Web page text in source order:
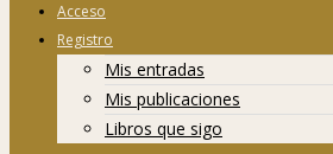
Acceso
Registro
Mis entradas
Mis publicaciones
Libros que sigo